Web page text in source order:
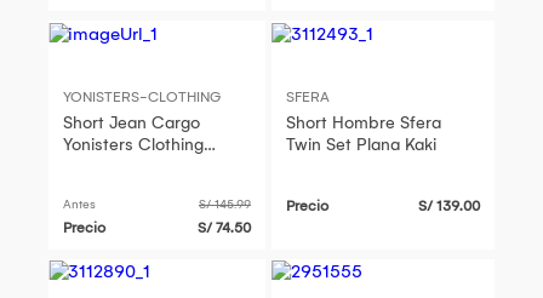
YONISTERS-CLOTHING
Short Jean Cargo
Yonisters Clothing
Antes S/ 145.99
Precio S/ 74.50
SFERA
Short Hombre Sfera
Twin Set Plana Kaki
Precio S/ 139.00